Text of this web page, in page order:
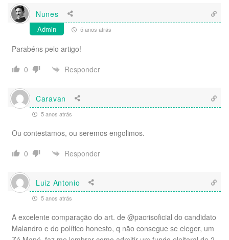
Nunes
Admin 5 anos atrás
Parabéns pelo artigo!
0
Responder
Caravan
5 anos atrás
Ou contestamos, ou seremos engolimos.
0
Responder
Luiz Antonio
5 anos atrás
A excelente comparação do art. de @pacrisoficial do candidato
Malandro e do político honesto, q não consegue se eleger, um